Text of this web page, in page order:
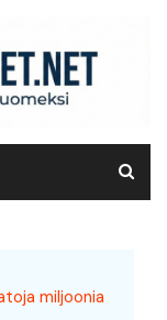
miljoonia